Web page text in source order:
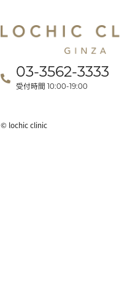
03-3562-3333
受付時間 10:00-19:00
© lochic clinic